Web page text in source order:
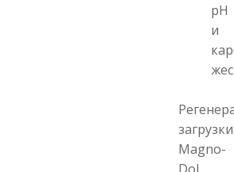
рН
и
загрузки
Magno-